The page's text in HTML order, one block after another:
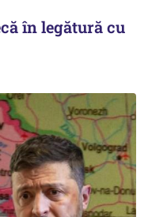
în legătură cu